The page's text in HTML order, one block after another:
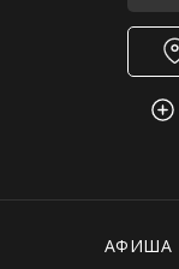
АФИША